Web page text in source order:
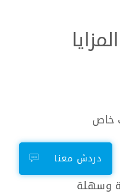
خاص
وسهلة
دردش معنا